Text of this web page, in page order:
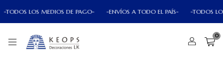
LOS MEDIOS DE PAGO- -ENVÍOS A TODO EL PAÍS- -TODOS LOS
0